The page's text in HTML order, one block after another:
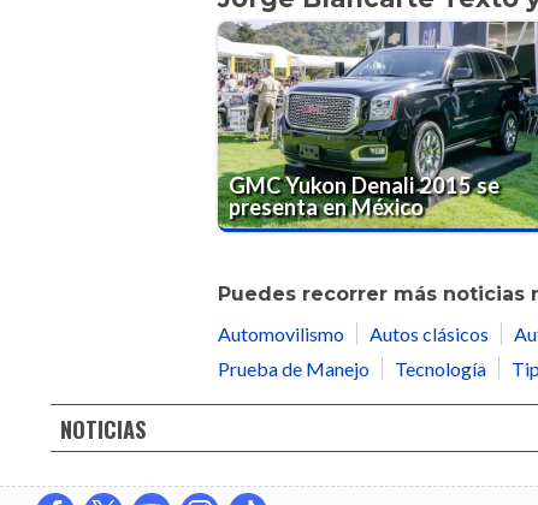
GMC Yukon Denali 2015 se
presenta en México
Puedes recorrer más noticias
Automovilismo
Autos clásicos
Prueba de Manejo
Tecnología
NOTICIAS